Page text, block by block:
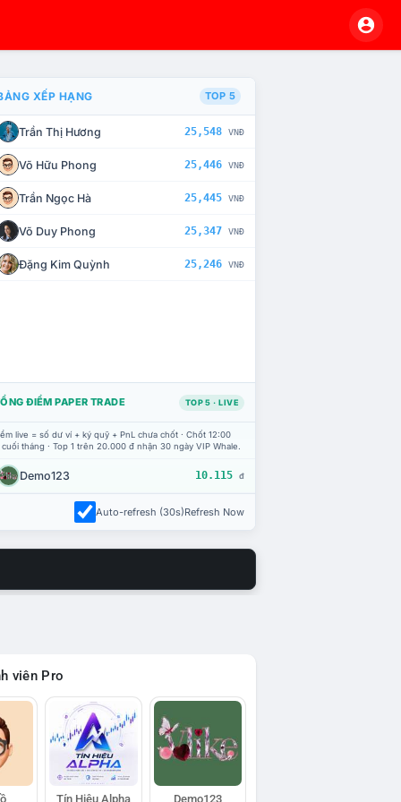
CHẾ TÀI XỬ LÝ VI PHẠM
XẾP HẠNG TOP 5
Trần Thị Hương 25,548 VNĐ
Võ Hữu Phong 25,446 VNĐ
Trần Ngọc Hà 25,445 VNĐ
Võ Duy Phong 25,347 VNĐ
Đặng Kim Quỳnh 25,246 VNĐ
ĐIỂM PAPER TRADE TOP 5 · LIVE
live = số dư ví + ký quỹ + PnL chưa chốt · Chốt 12:00
tháng · Top 1 trên 20.000 đ nhận 30 ngày VIP Whale.
Demo123 10.115 đ
Auto-refresh (30s)Refresh Now
viên Pro
Tín Hiệu Alpha Demo123